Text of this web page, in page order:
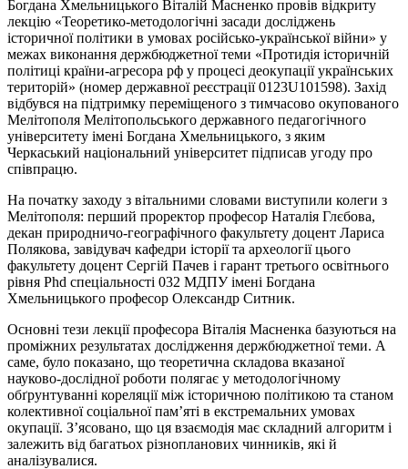
Богдана Хмельницького Віталій Масненко провів відкриту
лекцію «Теоретико-методологічні засади досліджень
історичної політики в умовах російсько-української війни» у
межах виконання держбюджетної теми «Протидія історичній
політиці країни-агресора рф у процесі деокупації українських
територій» (номер державної реєстрації 0123U101598). Захід
відбувся на підтримку переміщеного з тимчасово окупованого
Мелітополя Мелітопольського державного педагогічного
університету імені Богдана Хмельницького, з яким
Черкаський національний університет підписав угоду про
співпрацю.
На початку заходу з вітальними словами виступили колеги з
Мелітополя: перший проректор професор Наталія Глєбова,
декан природничо-географічного факультету доцент Лариса
Полякова, завідувач кафедри історії та археології цього
факультету доцент Сергій Пачев і гарант третього освітнього
рівня Рhd спеціальності 032 МДПУімені Богдана
Хмельницького професор Олександр Ситник.
Основні тези лекції професора Віталія Масненка базуються на
проміжних результатах дослідження держбюджетної теми. А
саме, було показано, що теоретична складова вказаної
науково-дослідної роботи полягає у методологічному
обґрунтуванні кореляції між історичною політикою та станом
колективної соціальної пам’яті в екстремальних умовах
окупації. З’ясовано, що ця взаємодія має складний алгоритм і
залежить від багатьох різнопланових чинників, які й
аналізувалися.